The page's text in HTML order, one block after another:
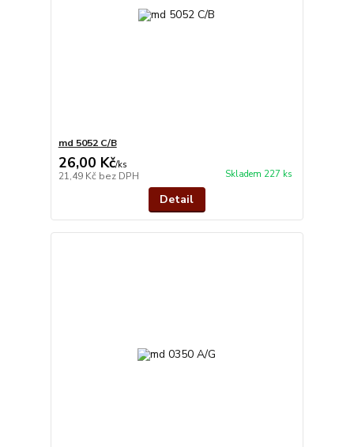
md 5052 C/B
26,00 Kč/ks
21,49 Kč bez DPH Skladem 227 ks
Detail